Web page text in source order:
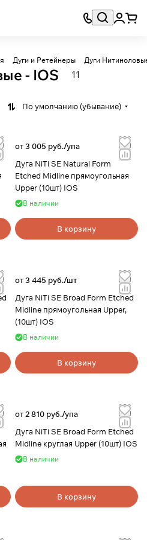
Дуги и Ретейнеры Дуги
- IOS 11
По умолчанию (убывание)
от 3 005 руб./упа
Дуга NiTi SE Natural Form
Etched Midline прямоугольная
Upper (10шт) IOS
В наличии
В корзину
от 3 445 руб./шт
Дуга NiTi SE Broad Form Etched
Midline прямоугольная Upper,
(10шт) IOS
В наличии
В корзину
от 2 810 руб./упа
Дуга NiTi SE Broad Form Etched
Midline круглая Upper (10шт) IOS
В наличии
В корзину